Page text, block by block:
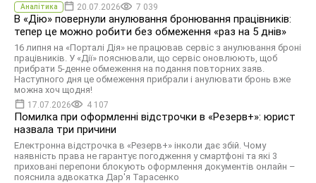
Аналітика 20.07.2026 7 039
В «Дію» повернули анулювання бронювання працівників:
тепер це можно робити без обмеження «раз на 5 днів»
16 липня на «Порталі Дія» не працював сервіс з анулювання броні
працівників. У «Дії» пояснювали, що сервіс оновлюють, щоб
прибрати 5-денне обмеження на подання повторних заяв.
Наступного дня це обмеження прибрали і анулювати бронь вже
можна хоч щодня!
17.07.2026 4 107
Помилка при оформленні відстрочки в «Резерв+»: юрист
назвала три причини
Електронна відстрочка в «Резерв+» інколи дає збій. Чому
наявність права не гарантує погодження у смартфоні та які 3
приховані перепони блокують оформлення документів онлайн –
пояснила адвокатка Дар'я Тарасенко